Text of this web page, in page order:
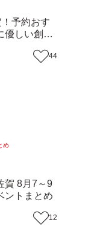
！予約おす
優しい創作
44
め
賀 8月7～9
ントまとめ
12